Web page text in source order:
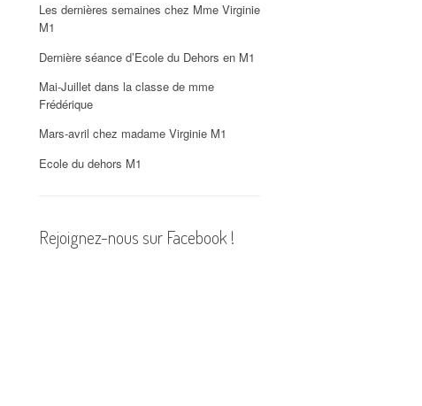
PHOTOS
Les dernières semaines chez Mme Virginie
M1
Dernière séance d’Ecole du Dehors en M1
Mai-Juillet dans la classe de mme
Frédérique
Mars-avril chez madame Virginie M1
Ecole du dehors M1
Rejoignez-nous sur Facebook !